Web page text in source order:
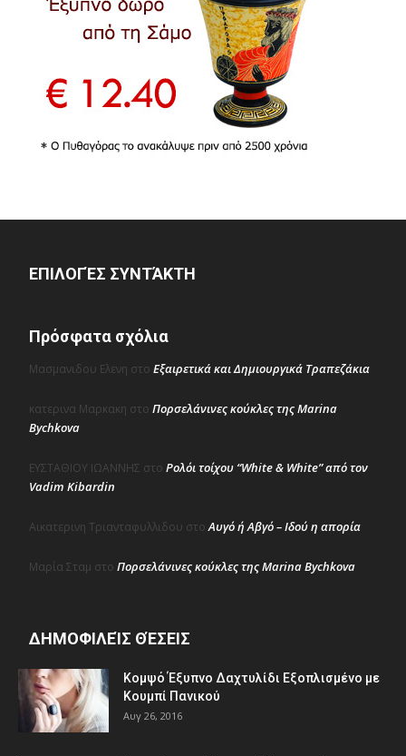
ΕΠΙΛΟΓΈΣ ΣΥΝΤΆΚΤΗ
Πρόσφατα σχόλια
Μασμανιδου Ελενη στο Εξαιρετικά και Δημιουργικά Τραπεζάκια
κατερινα Μαρκακη στο Πορσελάνινες κούκλες της Marina
Bychkova
ΕΥΣΤΑΘΙΟΥ ΙΩΑΝΝΗΣ στο Ρολόι τοίχου “White & White” από τον
Vadim Kibardin
Αικατερινη Τριανταφυλλιδου στοΑυγό ή Αβγό – Ιδού η απορία
Μαρία Σταμ στο Πορσελάνινες κούκλες της Marina Bychkova
ΔΗΜΟΦΙΛΕΊΣ ΘΈΣΕΙΣ
Κομψό Έξυπνο Δαχτυλίδι Εξοπλισμένο με
Κουμπί Πανικού
Αυγ 26, 2016